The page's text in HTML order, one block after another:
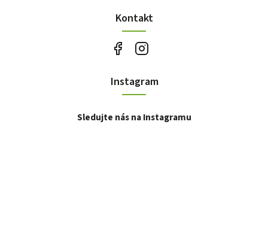
Kontakt
Instagram
Sledujte nás na Instagramu